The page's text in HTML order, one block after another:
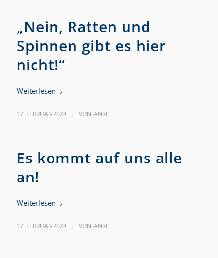
„Nein, Ratten und
Spinnen gibt es hier
nicht!“
Weiterlesen
17. FEBRUAR 2024 / VON JANKE
Es kommt auf uns alle
an!
Weiterlesen
17. FEBRUAR 2024 / VON JANKE